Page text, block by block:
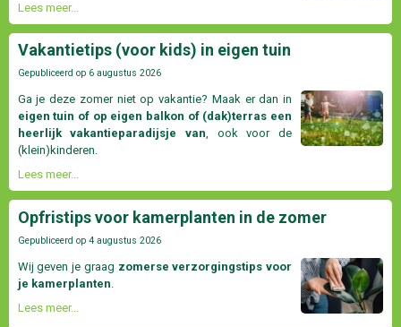
Lees meer...
Vakantietips (voor kids) in eigen tuin
Gepubliceerd op 6 augustus 2026
Ga je deze zomer niet op vakantie? Maak er dan in
eigen tuin of op eigen balkon of (dak)terras een
heerlijk vakantieparadijsje van, ook voor de
(klein)kinderen.
Lees meer...
Opfristips voor kamerplanten in de zomer
Gepubliceerd op 4 augustus 2026
Wij geven je graag zomerse verzorgingstips voor
je kamerplanten
Lees meer...